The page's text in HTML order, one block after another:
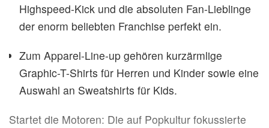
Highspeed-Kick und die absoluten Fan-Lieblinge
der enorm beliebten Franchise perfekt ein.
Zum Apparel-Line-up gehören kurzärmlige
Graphic-T-Shirts für Herren und Kinder sowie eine
Auswahl an Sweatshirts für Kids.
Startet die Motoren: Die auf Popkultur fokussierte